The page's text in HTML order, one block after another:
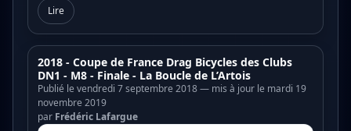
Lire
2018 - Coupe de France Drag Bicycles des Clubs
DN1 - M8 - Finale - La Boucle de L’Artois
Publié le vendredi 7 septembre 2018 — mis à jour le mardi 19
novembre 2019
par Frédéric Lafargue